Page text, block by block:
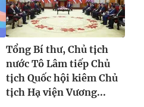
Tổng Bí thư, Chủ tịch
nước Tô Lâm tiếp Chủ
tịch Quốc hội kiêm Chủ
tịch Hạ viện Vương...